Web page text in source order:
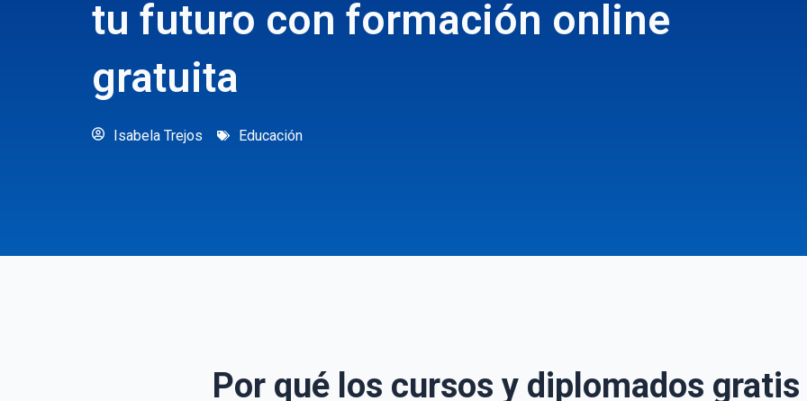
tu futuro con formación online
gratuita
Isabela Trejos Educación
Por qué los cursos y diplomados gratis